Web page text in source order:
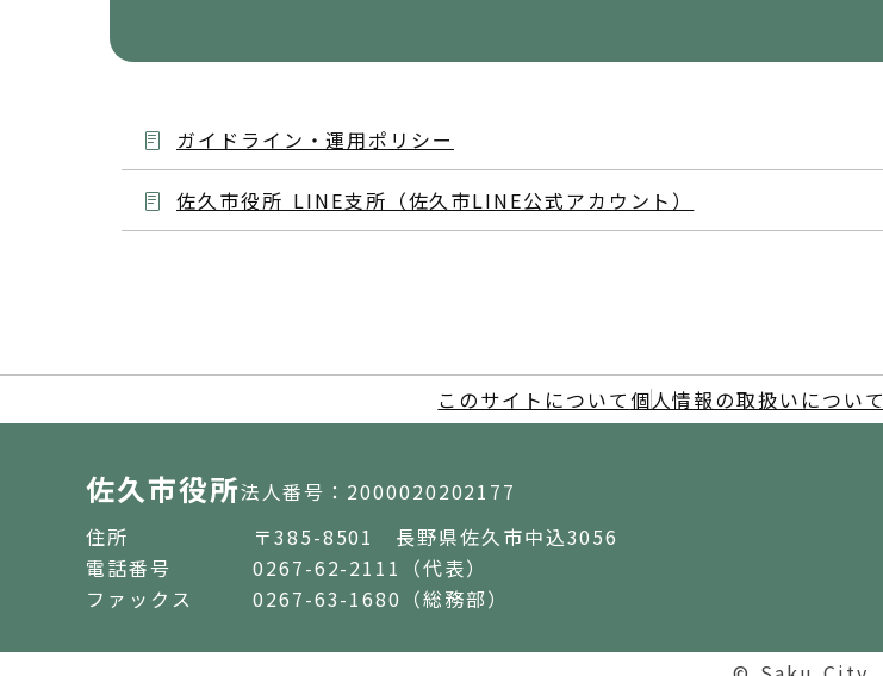
ガイドライン・運用ポリシー
佐久市役所 LINE支所（佐久市LINE公式アカウント）
このサイトについて 個人情報の取扱いについて
佐久市役所法人番号：2000020202177
住所
〒385-8501 長野県佐久市中込3056
電話番号
0267-62-2111（代表）
ファックス
0267-63-1680（総務部）